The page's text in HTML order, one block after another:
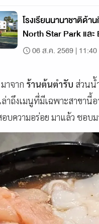
โรงเรียนนานาชาติด้า
North Star Park และ
นักกีฬาแนวใหม่
06 ส.ค. 2569 | 11:40
มาจาก ร้านต้นตำรับ ส่วนน้
ล่าถึงเมนูที่มีเฉพาะสาขานี้
บความอร่อย มาแล้ว ชอบม